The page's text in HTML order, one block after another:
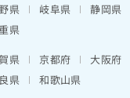
県
岐阜県 静岡県
県
県 京都府 大阪府
県
和歌山県